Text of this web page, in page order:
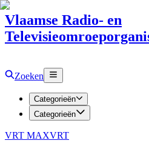
Vlaamse Radio- en
Zoeken
Categorieën
Categorieën
VRT MAXVRT